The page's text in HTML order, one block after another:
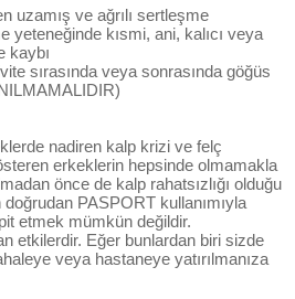
uzamış ve ağrılı sertleşme
yeteneğinde kısmi, ani, kalıcı veya
kaybı
sırasında veya sonrasında göğüs
nadiren kalp krizi ve felç
erkeklerin hepsinde olmamakla
önce de kalp rahatsızlığı olduğu
PASPORT kullanımıyla
etmek mümkün değildir.
etkilerdir. Eğer bunlardan biri sizde
veya hastaneye yatırılmanıza